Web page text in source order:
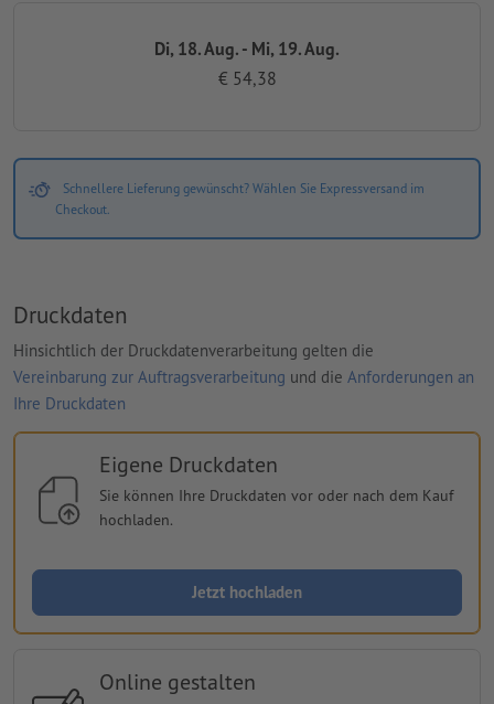
Di, 18. Aug. - Mi, 19. Aug.
€ 54,38
Schnellere Lieferung gewünscht? Wählen Sie Expressversand im
Checkout.
Druckdaten
Hinsichtlich der Druckdatenverarbeitung gelten die
Vereinbarung zur Auftragsverarbeitung und die Anforderungen an
Ihre Druckdaten
Eigene Druckdaten
Sie können Ihre Druckdaten vor oder nach dem Kauf
hochladen.
Jetzt hochladen
Online gestalten